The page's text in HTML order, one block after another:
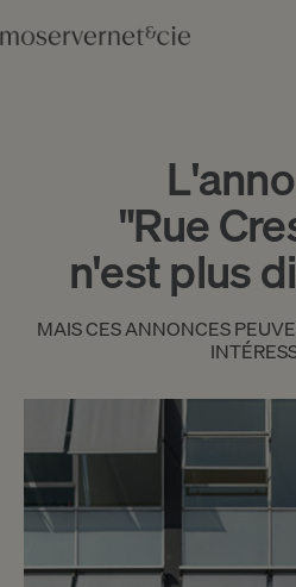
"Rue
n'est plus
MAIS CES ANNONCES